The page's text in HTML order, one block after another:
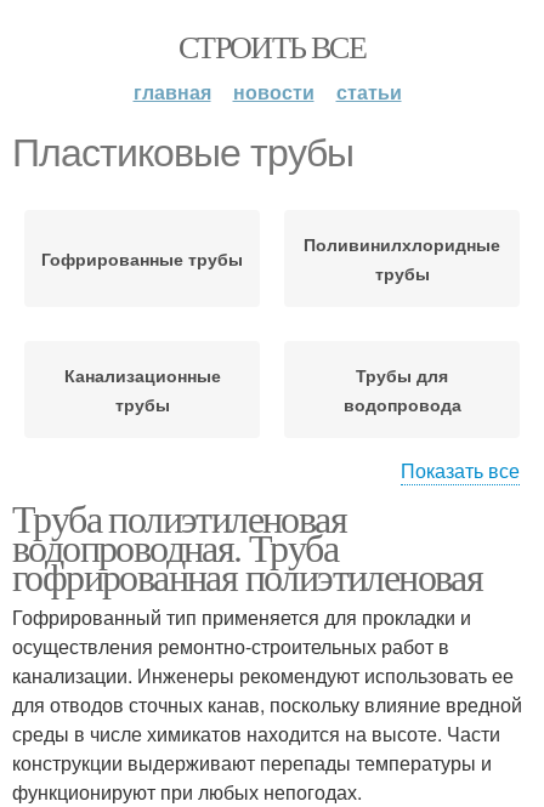
СТРОИТЬ ВСЕ
главная новости статьи
Пластиковые трубы
Гофрированные трубы
Поливинилхлоридные
трубы
Канализационные
трубы
Трубы для
водопровода
Полиэтиленовая труба Полиэтиленовые трубы
Фитинги для
полиэтиленовых труб
Трубы для канализации
Пластиковые кольца
Водогазопроводная
Показать все
Труба полиэтиленовая
водопроводная. Труба
гофрированная полиэтиленовая
Гофрированный тип применяется для прокладки и
осуществления ремонтно-строительных работ в
канализации. Инженеры рекомендуют использовать ее
для отводов сточных канав, поскольку влияние вредной
среды в числе химикатов находится на высоте. Части
конструкции выдерживают перепады температуры и
функционируют при любых непогодах.